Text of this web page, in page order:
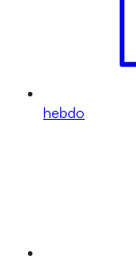
hebdo